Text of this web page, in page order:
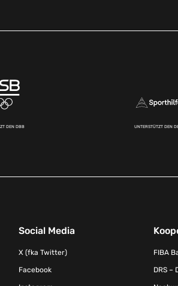
DEN DBB UNTERSTÜTZT DEN
Social Media
X (fka Twitter)
Facebook
FIBA
DRS –